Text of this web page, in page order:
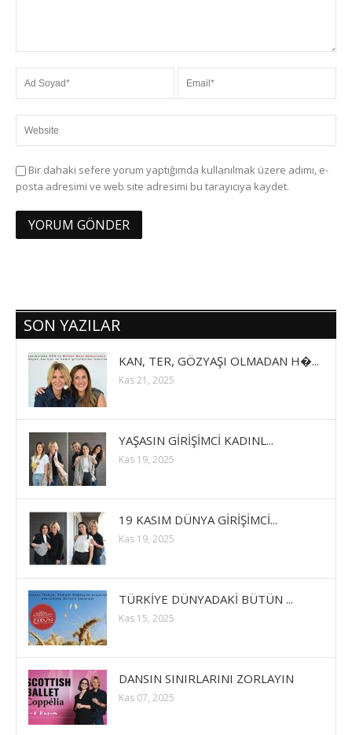
Bir dahaki sefere yorum yaptığımda kullanılmak üzere adımı, e-
posta adresimi ve web site adresimi bu tarayıcıya kaydet.
SON YAZILAR
KAN, TER, GÖZYAŞI OLMADAN H�...
Kas 21, 2025
YAŞASIN GİRİŞİMCİ KADINL...
Kas 19, 2025
19 KASIM DÜNYA GİRİŞİMCİ...
Kas 19, 2025
TÜRKİYE DÜNYADAKİ BÜTÜN ...
Kas 15, 2025
DANSIN SINIRLARINI ZORLAYIN
Kas 07, 2025